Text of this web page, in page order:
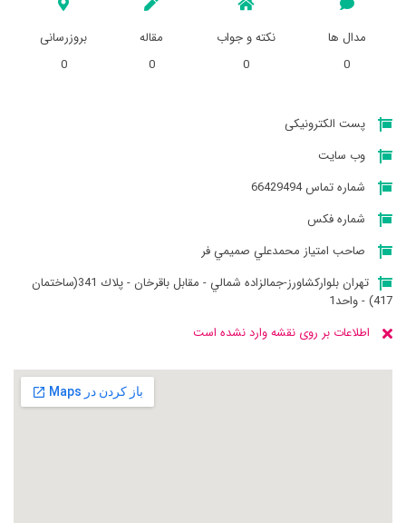
مدال ها
0
نکته و جواب
0
مقاله
0
بروزرسانی
0
پست الکترونیکی
وب سایت
شماره تماس 66429494
شماره فکس
صاحب امتیاز محمدعلي صميمي فر
تهران بلواركشاورز-جمالزاده شمالي - مقابل باقرخان - پلاك 341(ساختمان
417) - واحد1
اطلاعات بر روی نقشه وارد نشده است